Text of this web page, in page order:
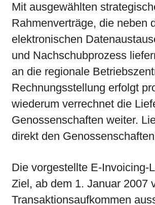
Mit ausgewählten
Rahmenverträge, die neben
elektronischen
und Nachschubprozess
an die regionale
Rechnungsstellung erfolgt
wiederum verrechnet die
Genossenschaften weiter.
direkt den
Die vorgestellte E-Invoicing-
Ziel, ab dem 1. Januar 2007
Transaktionsaufkommen